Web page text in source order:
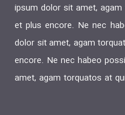
ipsum dolor sit amet,
et plus encore. Ne nec
dolor sit amet, agam
encore. Ne nec habeo
amet, agam torquatos at